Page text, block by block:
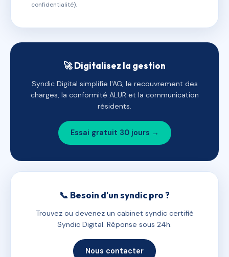
confidentialité).
🚀 Digitalisez la gestion
Syndic Digital simplifie l'AG, le recouvrement des
charges, la conformité ALUR et la communication
résidents.
Essai gratuit 30 jours →
📞 Besoin d'un syndic pro ?
Trouvez ou devenez un cabinet syndic certifié
Syndic Digital. Réponse sous 24h.
Nous contacter